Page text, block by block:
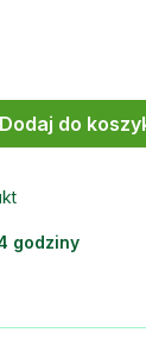
Dodaj do
godziny